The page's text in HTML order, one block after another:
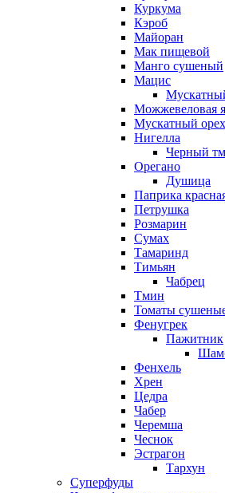
Куркума
Кэроб
Майоран
Мак пищевой
Манго сушеный
Мацис
Можжевеловая
Мускатный орех
Нигелла
Черный
Орегано
Душица
Паприка
Петрушка
Розмарин
Сумах
Тамаринд
Тимьян
Чабрец
Тмин
Томаты
Фенугрек
Пажитник
Фенхель
Хрен
Цедра
Чабер
Черемша
Чеснок
Эстрагон
Тархун
Суперфуды